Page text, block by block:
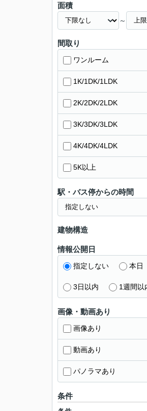
面積
～
間取り
ワンルーム
1K/1DK/1LDK
2K/2DK/2LDK
3K/3DK/3LDK
4K/4DK/4LDK
5K以上
駅・バス停からの時間
建物構造
情報公開日
指定しない 本日
3日以内 1週間以
画像・動画あり
画像あり
動画あり
パノラマあり
条件